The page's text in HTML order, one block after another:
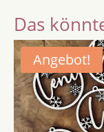
Geld
verpacken
für
Weihnachten
mit
Namensgravur
Menge
Das
Angebot!